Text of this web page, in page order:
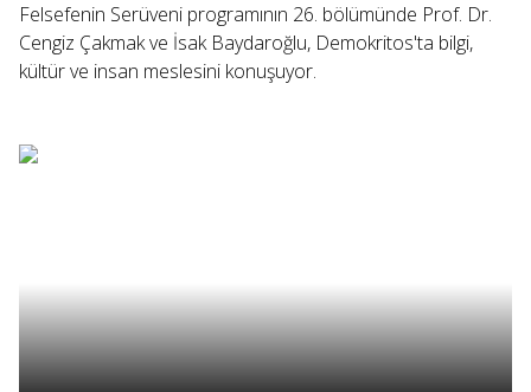
Felsefenin Serüveni programının 26. bölümünde Prof. Dr.
Cengiz Çakmak ve İsak Baydaroğlu, Demokritos'ta bilgi,
kültür ve insan meslesini konuşuyor.